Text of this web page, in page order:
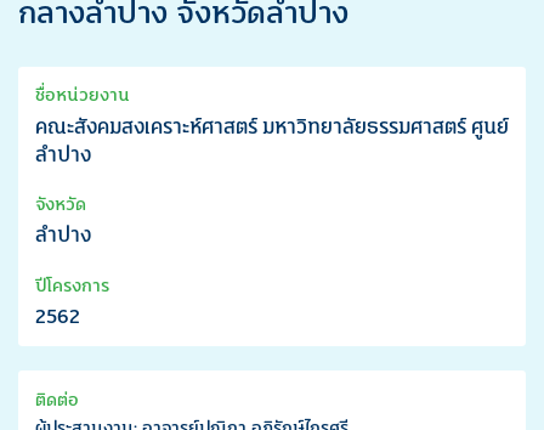
กลางลำปาง จังหวัดลำปาง
ชื่อหน่วยงาน
คณะสังคมสงเคราะห์ศาสตร์ มหาวิทยาลัยธรรมศาสตร์ ศูนย์
ลำปาง
จังหวัด
ลำปาง
ปีโครงการ
2562
ติดต่อ